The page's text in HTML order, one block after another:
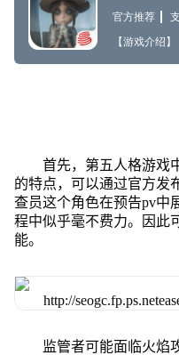
首先，第五人格游戏
的特点，可以通过官方发
查员这个角色在预告pv中
程中似乎毫不费力。因此
能。
监管者可能面临火焰